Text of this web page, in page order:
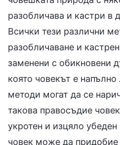
разобличава и кастри в
Всички тези различни
разобличаване и
заменени с обикновени
която човекът е
методи могат да се
такова правосъдие
укротен и изцяло
човек може да придобие